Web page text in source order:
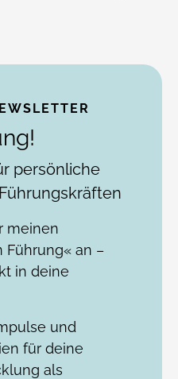
persönliche
meinen
Führung« an –
in deine
und
für deine
als